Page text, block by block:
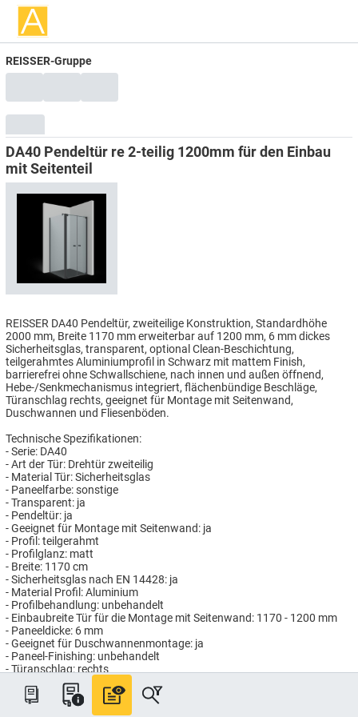
REISSER-Gruppe
DA40 Pendeltür re 2-teilig 1200mm für den Einbau
mit Seitenteil
REISSER DA40 Pendeltür, zweiteilige Konstruktion, Standardhöhe
2000 mm, Breite 1170 mm erweiterbar auf 1200 mm, 6 mm dickes
Sicherheitsglas, transparent, optional Clean-Beschichtung,
teilgerahmtes Aluminiumprofil in Schwarz mit mattem Finish,
barrierefrei ohne Schwallschiene, nach innen und außen öffnend,
Hebe-/Senkmechanismus integriert, flächenbündige Beschläge,
Türanschlag rechts, geeignet für Montage mit Seitenwand,
Duschwannen und Fliesenböden.
Technische Spezifikationen:
- Serie: DA40
- Art der Tür: Drehtür zweiteilig
- Material Tür: Sicherheitsglas
- Paneelfarbe: sonstige
- Transparent: ja
- Pendeltür: ja
- Geeignet für Montage mit Seitenwand: ja
- Profil: teilgerahmt
- Profilglanz: matt
- Breite: 1170 cm
- Sicherheitsglas nach EN 14428: ja
- Material Profil: Aluminium
- Profilbehandlung: unbehandelt
- Einbaubreite Tür für die Montage mit Seitenwand: 1170 - 1200 mm
- Paneeldicke: 6 mm
- Geeignet für Duschwannenmontage: ja
- Paneel-Finishing: unbehandelt
- Türanschlag: rechts
- Antikalkbehandlung: ja
- Farbe Profil: schwarz
- Gesamthöhe: 2000 mm